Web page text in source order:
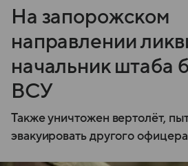
На запорожском
направлении
начальник штаба
ВСУ
Также уничтожен вертолёт,
эвакуировать другого